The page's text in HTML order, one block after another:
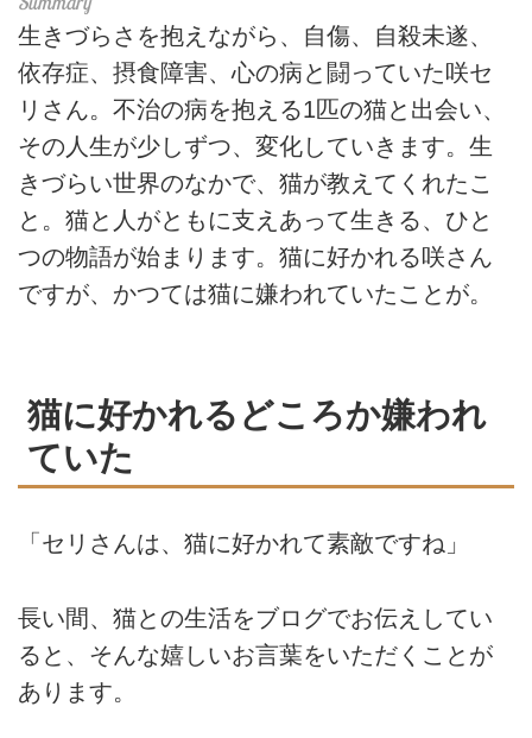
生きづらさを抱えながら、自傷、自殺未遂、
依存症、摂食障害、心の病と闘っていた咲セ
リさん。不治の病を抱える1匹の猫と出会い、
その人生が少しずつ、変化していきます。生
きづらい世界のなかで、猫が教えてくれたこ
と。猫と人がともに支えあって生きる、ひと
つの物語が始まります。猫に好かれる咲さん
ですが、かつては猫に嫌われていたことが。
猫に好かれるどころか嫌われ
ていた
「セリさんは、猫に好かれて素敵ですね」
長い間、猫との生活をブログでお伝えしてい
ると、そんな嬉しいお言葉をいただくことが
あります。